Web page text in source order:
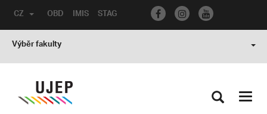
OBD IMIS STAG
CZ
Výběr fakulty